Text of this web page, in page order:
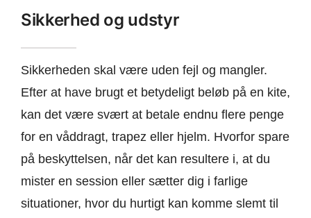
Sikkerhed og udstyr
Sikkerheden skal være uden fejl og mangler.
Efter at have brugt et betydeligt beløb på en kite,
kan det være svært at betale endnu flere penge
for en våddragt, trapez eller hjelm. Hvorfor spare
på beskyttelsen, når det kan resultere i, at du
mister en session eller sætter dig i farlige
situationer, hvor du hurtigt kan komme slemt til